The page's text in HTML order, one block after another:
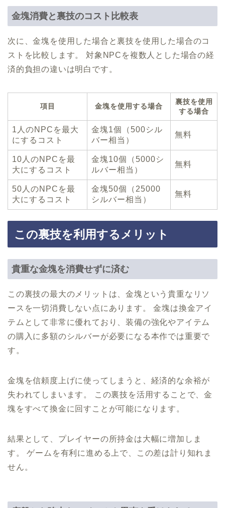
金塊消費と裏技のコスト比較表
次に、金塊を使用した場合と裏技を使用した場合のコ
ストを比較します。 対象NPCを複数人とした場合の経
済的負担の違いは明白です。
項目 金塊を使用する場合
裏技を使用
する場合
1人のNPCを最大
にするコスト
金塊1個（500シル
バー相当）
無料
10人のNPCを最
大にするコスト
金塊10個（5000シ
ルバー相当）
無料
50人のNPCを最
大にするコスト
金塊50個（25000
シルバー相当）
無料
この裏技を利用するメリット
貴重な金塊を消費せずに済む
この裏技の最大のメリットは、金塊という貴重なリソ
ースを一切消費しない点にあります。 金塊は換金アイ
テムとして非常に優れており、装備の強化やアイテム
の購入に多額のシルバーが必要になる本作では重要で
す。
金塊を信頼度上げに使ってしまうと、経済的な余裕が
失われてしまいます。 この裏技を活用することで、金
塊をすべて換金に回すことが可能になります。
結果として、プレイヤーの所持金は大幅に増加しま
す。 ゲームを有利に進める上で、この差は計り知れま
せん。